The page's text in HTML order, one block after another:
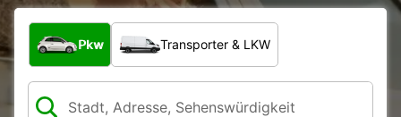
Welche Art von Fahrzeug?
Pkw Transporter & LKW